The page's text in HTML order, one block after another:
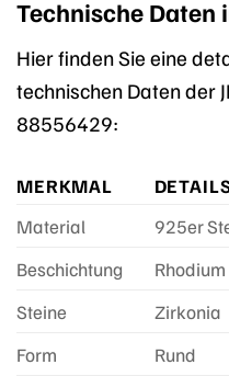
Technische Daten
Hier finden Sie eine
technischen Daten der
88556429:
MERKMAL
Material
925er
Beschichtung
Rhodium
Steine
Zirkonia
Form
Rund